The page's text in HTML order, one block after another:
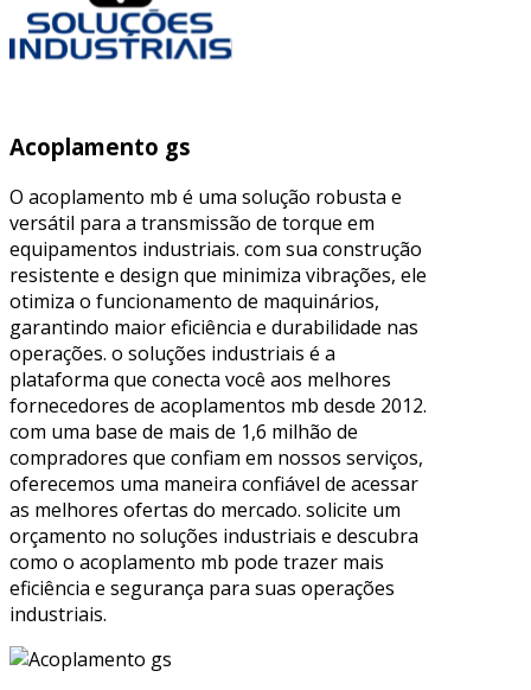
Acoplamento gs
O acoplamento mb é uma solução robusta e
versátil para a transmissão de torque em
equipamentos industriais. com sua construção
resistente e design que minimiza vibrações, ele
otimiza o funcionamento de maquinários,
garantindo maior eficiência e durabilidade nas
operações. o soluções industriais é a
plataforma que conecta você aos melhores
fornecedores de acoplamentos mb desde 2012.
com uma base de mais de 1,6 milhão de
compradores que confiam em nossos serviços,
oferecemos uma maneira confiável de acessar
as melhores ofertas do mercado. solicite um
orçamento no soluções industriais e descubra
como o acoplamento mb pode trazer mais
eficiência e segurança para suas operações
industriais.